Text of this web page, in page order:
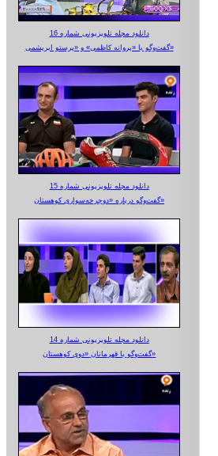
دانلود مجله تلویزیونی شماره 16
گفت‌وگو با «پروانه کاظمی» و «پرستو‌ ابریشمی»
دانلود مجله تلویزیونی شماره 15
گفت‌وگو درباره «دوچرخه‌سواری کوهستان»
دانلود مجله تلویزیونی شماره 14
گفت‌وگو با قهرمانان «دوی کوهستان»